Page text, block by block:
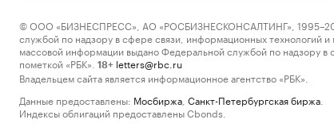
© ООО «БИЗНЕСПРЕСС», АО «РОСБИЗНЕСКОНСАЛТИНГ», 1995–2026.
службой по надзору в сфере связи, информационных технологий
массовой информации выдано Федеральной службой по надзору
пометкой «РБК».
18+ letters@rbc.ru
Владельцем сайта является информационное агентство «РБК».
Данные предоставлены: Мосбиржа Санкт-Петербургская биржа
Индексы облигаций предоставлены Cbonds.